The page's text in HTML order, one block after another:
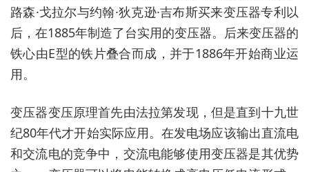
路森·戈拉尔与约翰·狄克逊·吉布斯买来变压器专利以
后，在1885年制造了台实用的变压器。后来变压器的
铁心由E型的铁片叠合而成，并于1886年开始商业运
用。
变压器变压原理首先由法拉第发现，但是直到十九世
纪80年代才开始实际应用。在发电场应该输出直流电
和交流电的竞争中，交流电能够使用变压器是其优势